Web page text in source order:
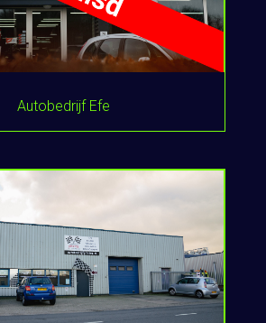
Autobedrijf Efe